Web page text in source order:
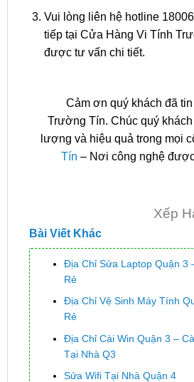
Vui lòng liên hệ hotline
tiếp tại Cửa Hàng Vi Tính
được tư vấn chi tiết.
Cảm ơn quý khách đã
Trường Tín. Chúc quý
lượng và hiệu quả trong mọi
Tín – Nơi công nghệ
Xếp
Bài Viết Khác
Địa Chỉ Sửa Laptop Quận 3
Rẻ
Địa Chỉ Vệ Sinh Máy Tính
Rẻ
Địa Chỉ Cài Win Quận 3 –
Tại Nhà Q3
Sửa Wifi Tại Nhà Quận 4